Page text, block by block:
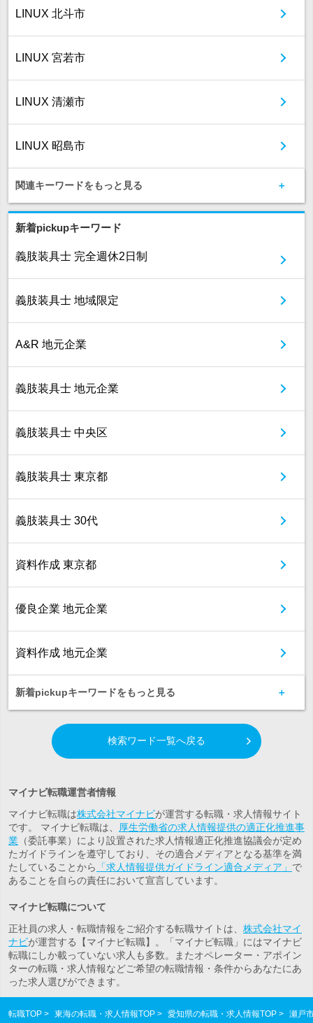
LINUX 北斗市
LINUX 宮若市
LINUX 清瀬市
LINUX 昭島市
関連キーワードをもっと見る
新着pickupキーワード
義肢装具士 完全週休2日制
義肢装具士 地域限定
A&R 地元企業
義肢装具士 地元企業
義肢装具士 中央区
義肢装具士 東京都
義肢装具士 30代
資料作成 東京都
優良企業 地元企業
資料作成 地元企業
新着pickupキーワードをもっと見る
検索ワード一覧へ戻る
マイナビ転職運営者情報
マイナビ転職は株式会社マイナビが運営する転職・求人情報サイト
です。 マイナビ転職は、
厚生労働省の求人情報提供の適正化推進事
業 （委託事業）により設置された求人情報適正化推進協議会が定め
たガイドラインを遵守しており、その適合メディアとなる基準を満
たしていることから
「求人情報提供ガイドライン適合メディア」 で
あることを自らの責任において宣言しています。
マイナビ転職について
正社員の求人・転職情報をご紹介する転職サイトは、 株式会社マイ
ナビが運営する【マイナビ転職】。「マイナビ転職」にはマイナビ
転職にしか載っていない求人も多数。またオペレーター・アポイン
ターの転職・求人情報などご希望の転職情報・条件からあなたにあ
った求人選びができます。
転職TOP 東海の転職・求人情報TOP 愛知県の転職・求人情報TOP 瀬戸